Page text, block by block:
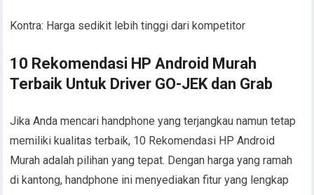
Kontra: Harga sedikit lebih tinggi dari kompetitor
10 Rekomendasi HP Android Murah
Terbaik Untuk Driver GO-JEK dan Grab
Jika Anda mencari handphone yang terjangkau namun tetap
memiliki kualitas terbaik, 10 Rekomendasi HP Android
Murah adalah pilihan yang tepat. Dengan harga yang ramah
di kantong, handphone ini menyediakan fitur yang lengkap